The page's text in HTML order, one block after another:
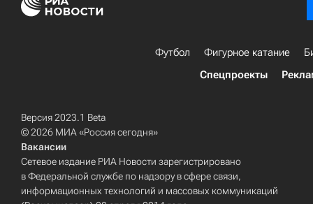
Футбол Фигурное катание
Спецпроекты
Версия 2023.1 Beta
© 2026 МИА «Россия сегодня»
Вакансии
Сетевое издание РИА Новости зарегистрировано
в Федеральной службе по надзору в сфере связи,
информационных технологий и массовых коммуникаций